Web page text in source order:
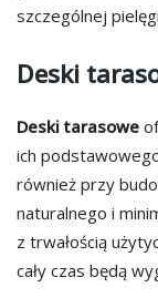
szczególnej
Deski
Deski tarasowe
ich
również przy
naturalnego i
z trwałością
cały czas będą